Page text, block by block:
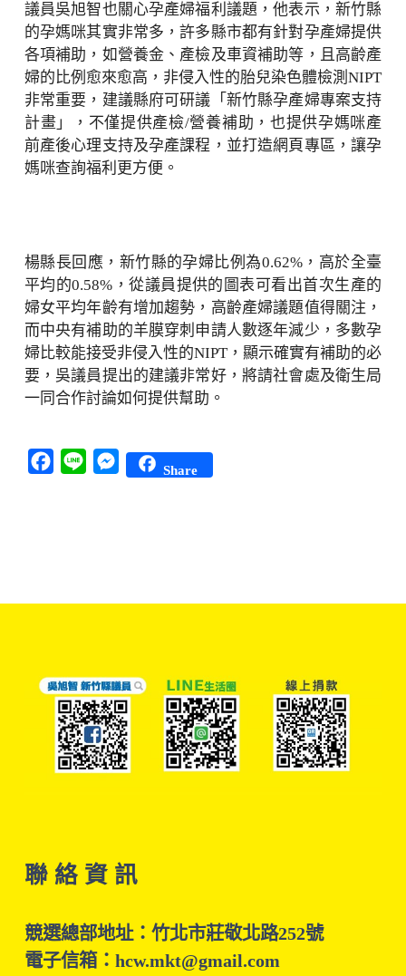
議員吳旭智也關心孕產婦福利議題，他表示，新竹縣
的孕媽咪其實非常多，許多縣市都有針對孕產婦提供
各項補助，如營養金、產檢及車資補助等，且高齡產
婦的比例愈來愈高，非侵入性的胎兒染色體檢測NIPT
非常重要，建議縣府可研議「新竹縣孕產婦專案支持
計畫」，不僅提供產檢/營養補助，也提供孕媽咪產
前產後心理支持及孕產課程，並打造網頁專區，讓孕
媽咪查詢福利更方便。
楊縣長回應，新竹縣的孕婦比例為0.62%，高於全臺
平均的0.58%，從議員提供的圖表可看出首次生產的
婦女平均年齡有增加趨勢，高齡產婦議題值得關注，
而中央有補助的羊膜穿刺申請人數逐年減少，多數孕
婦比較能接受非侵入性的NIPT，顯示確實有補助的必
要，吳議員提出的建議非常好，將請社會處及衛生局
一同合作討論如何提供幫助。
Facebook
Line Messenger
Share
聯 絡 資 訊
競選總部地址：竹北市莊敬北路252號
電子信箱：hcw.mkt@gmail.com